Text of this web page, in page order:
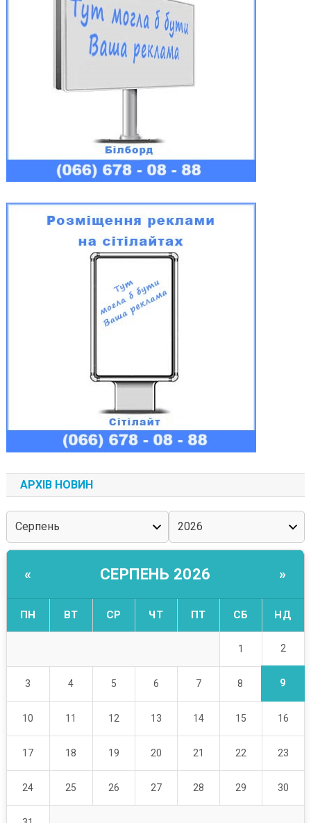
АРХІВ НОВИН
« СЕРПЕНЬ 2026 »
ПН ВТ СР ЧТ ПТ СБ НД
1 2
3 4 5 6 7 8 9
10 11 12 13 14 15 16
17 18 19 20 21 22 23
24 25 26 27 28 29 30